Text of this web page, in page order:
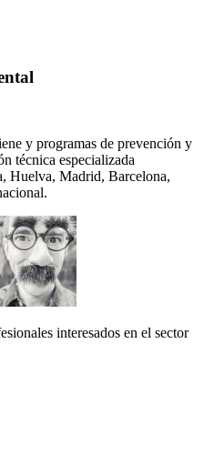
y programas de prevención y
técnica especializada
Huelva, Madrid, Barcelona,
interesados en el sector